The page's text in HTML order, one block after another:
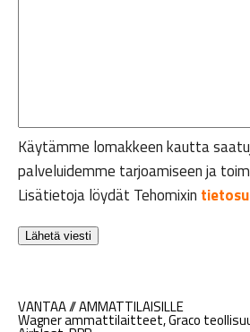
Käytämme lomakkeen kautta
palveluidemme tarjoamiseen ja
Lisätietoja löydät Tehomixin
VANTAA // AMMATTILAISILLE
Wagner ammattilaitteet, Graco